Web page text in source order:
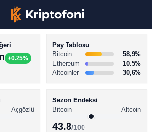
+0.25%
Pay Tablosu
Bitcoin
58,9%
Ethereum
10,5%
Altcoinler
30,6%
Açgözlü
Sezon Endeksi
Bitcoin
Altcoin
43.8/100